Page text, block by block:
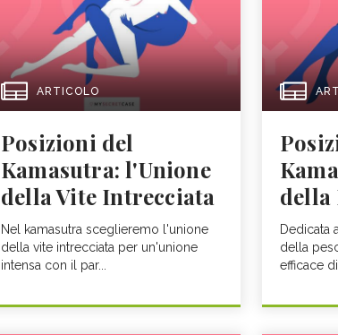
ARTICOLO
Posizioni del
Kamasutra: l'Unione
della Vite Intrecciata
Nel kamasutra sceglieremo l'unione
della vite intrecciata per un'unione
intensa con il par...
della
Dedicata
della
efficace di